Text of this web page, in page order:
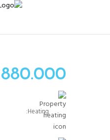
880.000
Heating: